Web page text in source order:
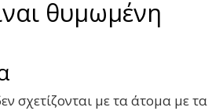
θυμωμένη
σχετίζονται με τα άτομα με τα